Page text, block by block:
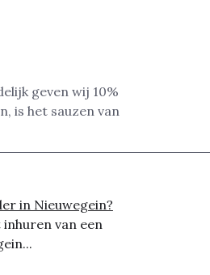
geven wij 10%
is het sauzen van
in Nieuwegein?
van een